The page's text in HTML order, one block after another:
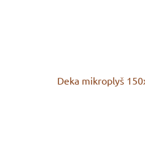
Deka mikroplyš